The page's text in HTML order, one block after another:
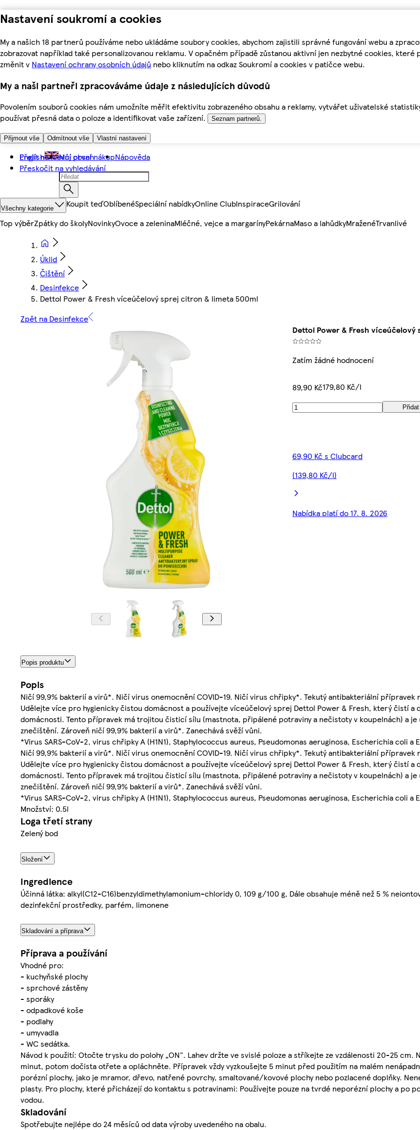
Nastavení soukromí a cookies
My a našich 18 partnerů používáme nebo ukládáme soubory cookies, abychom zajistili správné fungování webu a
zobrazovat například také personalizovanou reklamu. V opačném případě zůstanou aktivní jen nezbytné cookies,
změnit v Nastavení ochrany osobních údajů nebo kliknutím na odkaz Soukromí a cookies v patičce webu.
My a naši partneři zpracováváme údaje z následujících důvodů
Povolením souborů cookies nám umožníte měřit efektivitu zobrazeného obsahu a reklamy, vytvářet uživatelské
používat přesná data o poloze a identifikovat vaše zařízení.
Seznam partnerů.
Přijmout vše Odmítnout vše Vlastní nastavení
Přejít na hlavní obsah
Přeskočit na vyhledávání
English Můj první nákupNápověda
Všechny kategorie Koupit teďOblíbenéSpeciální nabídkyOnline ClubInspiraceGrilování
Top výběrZpátky do školyNovinkyOvoce a zeleninaMléčné, vejce a margarínyPekárnaMaso a lahůdkyMraženéTrvanlivé
Úklid
Čištění
Desinfekce
Dettol Power & Fresh víceúčelový sprej citron & limeta 500ml
Zpět na Desinfekce
Dettol Power & Fresh
Zatím žádné hodnocení
89,90 Kč179,80 Kč/l
Přidat
69,90 Kč s Clubcard
(139,80 Kč/l)
Nabídka platí do 17. 8. 2026
Popis produktu
Popis
Ničí 99,9% bakterií a virů*. Ničí virus onemocnění COVID-19. Ničí virus chřipky*. Tekutý antibakteriální přípravek
Udělejte více pro hygienicky čistou domácnost a používejte víceúčelový sprej Dettol Power & Fresh, který čistí a
domácnosti. Tento přípravek má trojitou čisticí sílu (mastnota, připálené potraviny a nečistoty v koupelnách) a
znečištění. Zároveň ničí 99,9% bakterií a virů*. Zanechává svěží vůni.
*Virus SARS-CoV-2, virus chřipky A (H1N1), Staphylococcus aureus, Pseudomonas aeruginosa, Escherichia coli a
Ničí 99,9% bakterií a virů*. Ničí virus onemocnění COVID-19. Ničí virus chřipky*. Tekutý antibakteriální přípravek
Udělejte více pro hygienicky čistou domácnost a používejte víceúčelový sprej Dettol Power & Fresh, který čistí a
domácnosti. Tento přípravek má trojitou čisticí sílu (mastnota, připálené potraviny a nečistoty v koupelnách) a
znečištění. Zároveň ničí 99,9% bakterií a virů*. Zanechává svěží vůni.
*Virus SARS-CoV-2, virus chřipky A (H1N1), Staphylococcus aureus, Pseudomonas aeruginosa, Escherichia coli a
Množství: 0.5l
Loga třetí strany
Zelený bod
Složení
Ingredience
Účinná látka: alkyl(C12-C16)benzyldimethylamonium-chloridy 0, 109 g/100 g, Dále obsahuje méně než 5 %
dezinfekční prostředky, parfém, limonene
Skladování a příprava
Příprava a používání
Vhodné pro:
- kuchyňské plochy
- sprchové zástěny
- sporáky
- odpadkové koše
- podlahy
- umyvadla
- WC sedátka.
Návod k použití: Otočte trysku do polohy „ON". Lahev držte ve svislé poloze a stříkejte ze vzdálenosti 20-25 cm.
minut, potom dočista otřete a opláchněte. Přípravek vždy vyzkoušejte 5 minut před použitím na malém
porézní plochy, jako je mramor, dřevo, natřené povrchy, smaltované/kovové plochy nebo pozlacené doplňky.
plasty. Pro plochy, které přicházejí do kontaktu s potravinami: Používejte pouze na tvrdé neporézní plochy a po
vodou.
Skladování
Spotřebujte nejlépe do 24 měsíců od data výroby uvedeného na obalu.